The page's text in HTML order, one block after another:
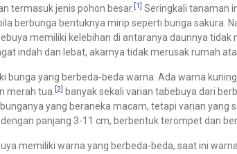
termasuk jenis pohon besar. [1] Seringkali tanaman
berbunga bentuknya mirip seperti bunga sakura.
memiliki kelebihan di antaranya daunnya
indah dan lebat, akarnya tidak merusak rumah
bunga yang berbeda-beda warna. Ada warna
merah tua. [2] banyak sekali varian tabebuya dari
yang beraneka macam, tetapi varian yang
panjang 3-11 cm, berbentuk terompet dan
memiliki warna yang berbeda-beda, saat ini